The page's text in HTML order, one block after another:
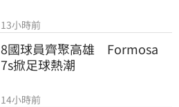
13小時前
8國球員齊聚高雄　Formosa
7s掀足球熱潮
14小時前